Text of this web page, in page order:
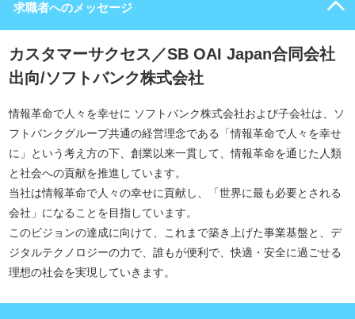
求職者へのメッセージ
カスタマーサクセス／SB OAI Japan合同会社
出向/ソフトバンク株式会社
情報革命で人々を幸せに ソフトバンク株式会社および子会社は、ソ
フトバンクグループ共通の経営理念である「情報革命で人々を幸せ
に」という考え方の下、創業以来一貫して、情報革命を通じた人類
と社会への貢献を推進しています。
当社は情報革命で人々の幸せに貢献し、「世界に最も必要とされる
会社」になることを目指しています。
このビジョンの達成に向けて、これまで築き上げた事業基盤と、デ
ジタルテクノロジーの力で、誰もが便利で、快適・安全に過ごせる
理想の社会を実現していきます。